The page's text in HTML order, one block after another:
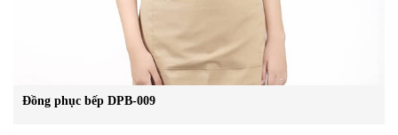
Đồng phục bếp DPB-009